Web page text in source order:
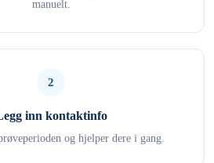
manuelt.
2
inn kontaktinfo
og hjelper dere i gang.